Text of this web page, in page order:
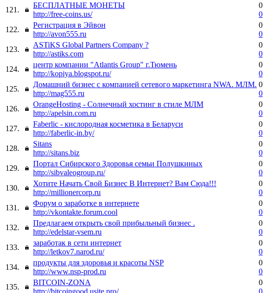
121.
БЕСПЛАТНЫЕ МОНЕТЫ
http://free-coins.us/
0
0
122.
Регистрация в Эйвон
http://avon555.ru
0
0
123.
ASTiKS Global Partners Company ?
http://astiks.com
0
0
124.
центр компании "Atlantis Group" г.Тюмень
http://kopiya.blogspot.ru/
0
0
125.
Домашний бизнес с компанией сетевого маркетинга NWA. МЛМ.
http://mag555.ru
0
0
126.
OrangeHosting - Солнечный хостинг в стиле МЛМ
http://apelsin.com.ru
0
0
127.
Faberlic - кислородная косметика в Беларуси
http://faberlic-in.by/
0
0
128.
Sitans
http://sitans.biz
0
0
129.
Портал Сибирского Здоровья семьи Полушкиных
http://sibvaleogroup.ru/
0
0
130.
Хотите Начать Свой Бизнес В Интернет? Вам Сюда!!!
http://millionercorp.ru
0
0
131.
Форум о заработке в интернете
http://vkontakte.forum.cool
0
0
132.
Предлагаем открыть свой прибыльный бизнес .
http://edelstar-vsem.ru
0
0
133.
заработак в сети интернет
http://letkov7.narod.ru/
0
0
134.
продукты для здоровья и красоты NSP
http://www.nsp-prod.ru
0
0
135.
BITCOIN-ZONA
http://bitcoingood.usite.pro/
0
0